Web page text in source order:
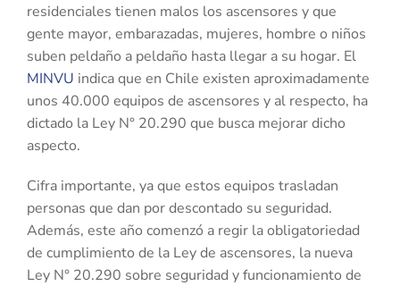
residenciales tienen malos los ascensores y que
gente mayor, embarazadas, mujeres, hombre o niños
suben peldaño a peldaño hasta llegar a su hogar. El
MINVU indica que en Chile existen aproximadamente
unos 40.000 equipos de ascensores y al respecto, ha
dictado la Ley N° 20.290 que busca mejorar dicho
aspecto.
Cifra importante, ya que estos equipos trasladan
personas que dan por descontado su seguridad.
Además, este año comenzó a regir la obligatoriedad
de cumplimiento de la Ley de ascensores, la nueva
Ley N° 20.290 sobre seguridad y funcionamiento de